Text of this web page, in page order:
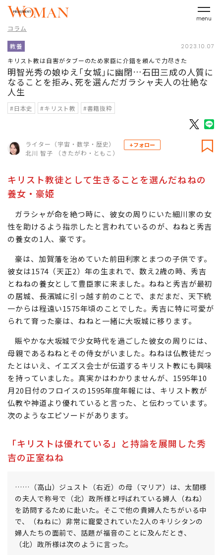
menu
コラム
教養 2023.10.07
キリスト教は自害がタブーのため家臣に介錯を頼んで力尽きた
明智光秀の娘ゆえ｢女城｣に幽閉…石田三成の人質に
なることを拒み､死を選んだガラシャ夫人の壮絶な
人生
#日本史 #キリスト教 #書籍抜粋
ライター（宇宙・数学・歴史）
北川 智子 （きたがわ・ともこ）
+フォロー
キリスト教徒として生きることを選んだねねの
養女・豪姫
ガラシャが命を絶つ時に、彼女の周りにいた細川家の女
性を助けるよう指示したと言われているのが、ねねと秀吉
の養女の1人、豪です。
豪は、加賀藩を治めていた前田利家とまつの子供です。
彼女は1574（天正2）年の生まれで、数え2歳の時、秀吉
とねねの養女として豊臣家に来ました。ねねと秀吉が最初
の居城、長濱城に引っ越す前のことで、まだまだ、天下統
一からは程遠い1575年頃のことでした。秀吉に特に可愛が
られて育った豪は、ねねと一緒に大坂城に移ります。
賑やかな大坂城で少女時代を過ごした彼女の周りには、
母親であるねねとその侍女がいました。ねねは仏教徒だっ
たとはいえ、イエズス会士が伝道するキリスト教にも興味
を持っていました。真実かはわかりませんが、1595年10
月20日付のフロイスの1595年度年報には、キリスト教が
仏教や神道より優れていると言った、と伝わっています。
次のようなエピソードがあります。
「キリストは優れている」と持論を展開した秀
吉の正室ねね
……（高山）ジュスト（右近）の母（マリア）は、太閤様
の夫人で称号で（北）政所様と呼ばれている婦人（ねね）
を訪問するために赴いた。そこで他の貴婦人たちがいる中
で、（ねねに）非常に寵愛されていた2人のキリシタンの
婦人たちの面前で、話題が福音のことに及んだとき、
（北）政所様は次のように言った。